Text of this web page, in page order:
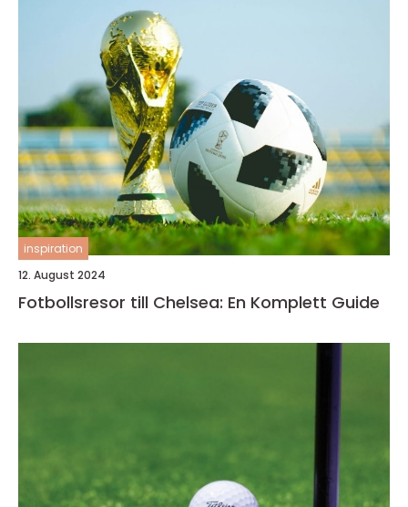
inspiration
12. August 2024
Fotbollsresor till Chelsea: En Komplett Guide